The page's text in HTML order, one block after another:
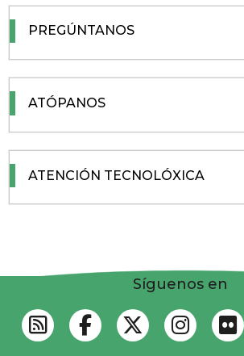
PREGÚNTANOS
ATÓPANOS
ATENCIÓN TECNOLÓXICA
Síguenos en